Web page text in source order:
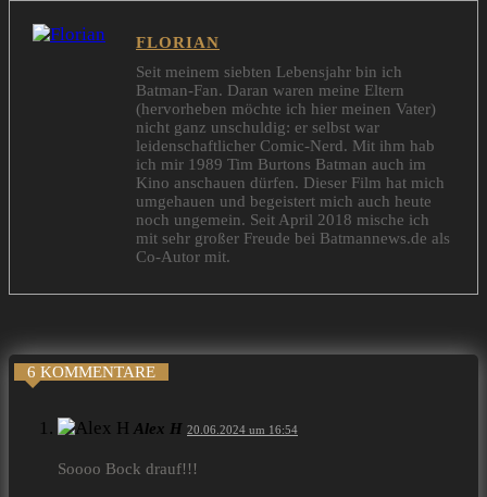
FLORIAN
Seit meinem siebten Lebensjahr bin ich
Batman-Fan. Daran waren meine Eltern
(hervorheben möchte ich hier meinen Vater)
nicht ganz unschuldig: er selbst war
leidenschaftlicher Comic-Nerd. Mit ihm hab
ich mir 1989 Tim Burtons Batman auch im
Kino anschauen dürfen. Dieser Film hat mich
umgehauen und begeistert mich auch heute
noch ungemein. Seit April 2018 mische ich
mit sehr großer Freude bei Batmannews.de als
Co-Autor mit.
6 KOMMENTARE
Alex H 20.06.2024 um 16:54
Soooo Bock drauf!!!